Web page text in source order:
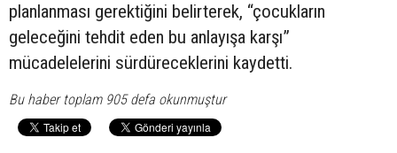
planlanması gerektiğini belirterek, “çocukların
geleceğini tehdit eden bu anlayışa karşı”
mücadelelerini sürdüreceklerini kaydetti.
Bu haber toplam 905 defa okunmuştur